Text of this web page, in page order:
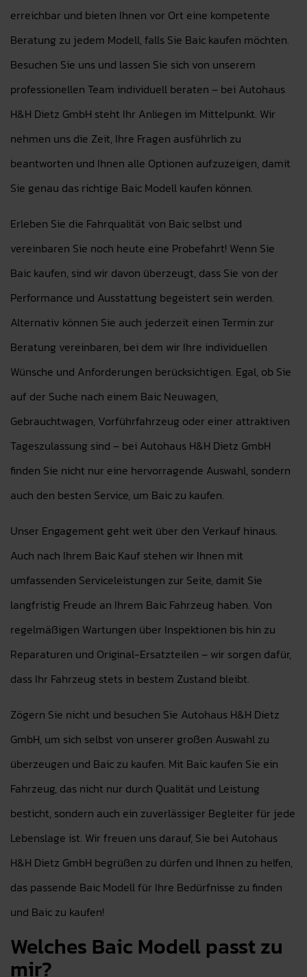
erreichbar und bieten Ihnen vor Ort eine kompetente
Beratung zu jedem Modell, falls Sie Baic kaufen möchten.
Besuchen Sie uns und lassen Sie sich von unserem
professionellen Team individuell beraten – bei Autohaus
H&H Dietz GmbH steht Ihr Anliegen im Mittelpunkt. Wir
nehmen uns die Zeit, Ihre Fragen ausführlich zu
beantworten und Ihnen alle Optionen aufzuzeigen, damit
Sie genau das richtige Baic Modell kaufen können.
Erleben Sie die Fahrqualität von Baic selbst und
vereinbaren Sie noch heute eine Probefahrt! Wenn Sie
Baic kaufen, sind wir davon überzeugt, dass Sie von der
Performance und Ausstattung begeistert sein werden.
Alternativ können Sie auch jederzeit einen Termin zur
Beratung vereinbaren, bei dem wir Ihre individuellen
Wünsche und Anforderungen berücksichtigen. Egal, ob Sie
auf der Suche nach einem Baic Neuwagen,
Gebrauchtwagen, Vorführfahrzeug oder einer attraktiven
Tageszulassung sind – bei Autohaus H&H Dietz GmbH
finden Sie nicht nur eine hervorragende Auswahl, sondern
auch den besten Service, um Baic zu kaufen.
Unser Engagement geht weit über den Verkauf hinaus.
Auch nach Ihrem Baic Kauf stehen wir Ihnen mit
umfassenden Serviceleistungen zur Seite, damit Sie
langfristig Freude an Ihrem Baic Fahrzeug haben. Von
regelmäßigen Wartungen über Inspektionen bis hin zu
Reparaturen und Original-Ersatzteilen – wir sorgen dafür,
dass Ihr Fahrzeug stets in bestem Zustand bleibt.
Zögern Sie nicht und besuchen Sie Autohaus H&H Dietz
GmbH, um sich selbst von unserer großen Auswahl zu
überzeugen und Baic zu kaufen. Mit Baic kaufen Sie ein
Fahrzeug, das nicht nur durch Qualität und Leistung
besticht, sondern auch ein zuverlässiger Begleiter für jede
Lebenslage ist. Wir freuen uns darauf, Sie bei Autohaus
H&H Dietz GmbH begrüßen zu dürfen und Ihnen zu helfen,
das passende Baic Modell für Ihre Bedürfnisse zu finden
und Baic zu kaufen!
Welches Baic Modell passt zu
mir?